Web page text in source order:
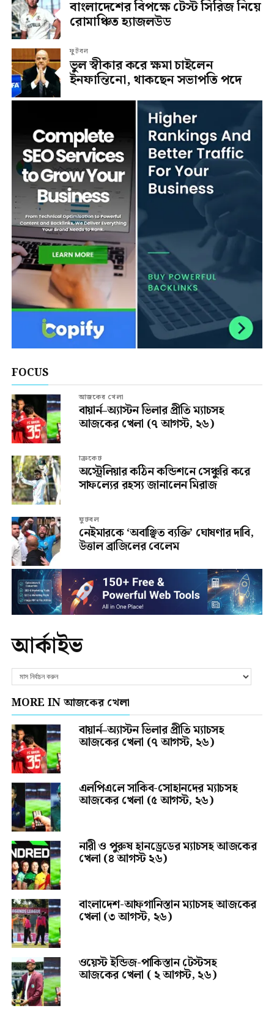
বাংলাদেশের বিপক্ষে টেস্ট সিরিজ নিয়ে
রোমাঞ্চিত হ্যাজলউড
ফুটবল
ভুল স্বীকার করে ক্ষমা চাইলেন
ইনফান্তিনো, থাকছেন সভাপতি পদে
FOCUS
আজকের খেলা
বায়ার্ন–অ্যাস্টন ভিলার প্রীতি ম্যাচসহ
আজকের খেলা (৭ আগস্ট, ২৬)
ক্রিকেট
অস্ট্রেলিয়ার কঠিন কন্ডিশনে সেঞ্চুরি করে
সাফল্যের রহস্য জানালেন মিরাজ
ফুটবল
নেইমারকে ‘অবাঞ্ছিত ব্যক্তি’ ঘোষণার দাবি,
উত্তাল ব্রাজিলের বেলেম
আর্কাইভ
MORE IN আজকের খেলা
বায়ার্ন–অ্যাস্টন ভিলার প্রীতি ম্যাচসহ
আজকের খেলা (৭ আগস্ট, ২৬)
এলপিএলে সাকিব-সোহানদের ম্যাচসহ
আজকের খেলা (৫ আগস্ট, ২৬)
নারী ও পুরুষ হানড্রেডের ম্যাচসহ আজকের
খেলা (৪ আগস্ট ২৬)
বাংলাদেশ-আফগানিস্তান ম্যাচসহ আজকের
খেলা (৩ আগস্ট, ২৬)
ওয়েস্ট ইন্ডিজ-পাকিস্তান টেস্টসহ
আজকের খেলা ( ২ আগস্ট, ২৬)